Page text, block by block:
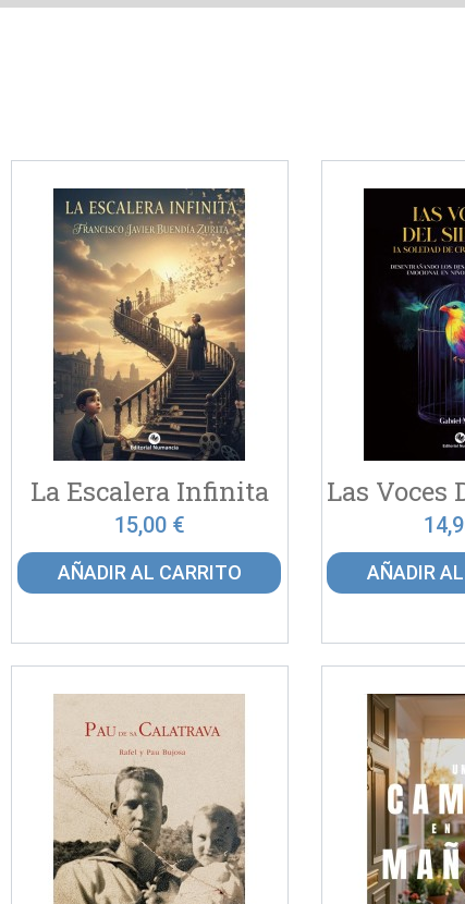
La Escalera Infinita
15,00 €
AÑADIR AL CARRITO AÑADIR